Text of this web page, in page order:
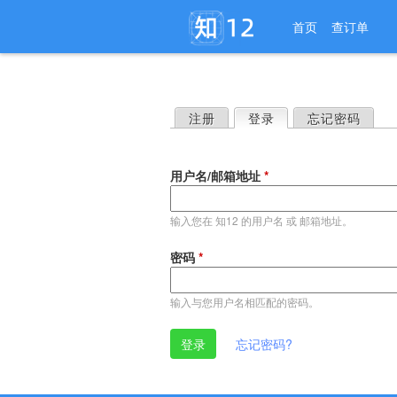
首页 查订单
标
注册 登录 （活动标签）
忘记密码
用户名/邮箱地址 *
输入您在 知12 的用户名 或 邮箱地址。
密码 *
输入与您用户名相匹配的密码。
忘记密码?